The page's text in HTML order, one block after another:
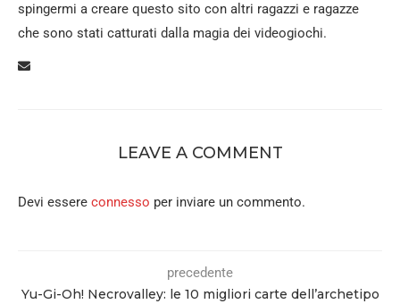
spingermi a creare questo sito con altri ragazzi e ragazze
che sono stati catturati dalla magia dei videogiochi.
LEAVE A COMMENT
Devi essere connesso per inviare un commento.
precedente
Yu-Gi-Oh! Necrovalley: le 10 migliori carte dell’archetipo